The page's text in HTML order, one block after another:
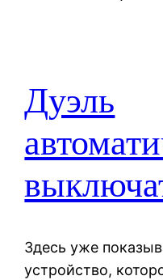
Дуэль
Здесь уже
устройство,